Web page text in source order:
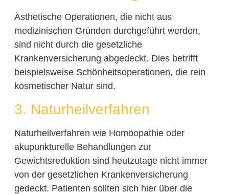
Ästhetische Operationen, die nicht aus
medizinischen Gründen durchgeführt werden,
sind nicht durch die gesetzliche
Krankenversicherung abgedeckt. Dies betrifft
beispielsweise Schönheitsoperationen, die rein
kosmetischer Natur sind.
3. Naturheilverfahren
Naturheilverfahren wie Homöopathie oder
akupunkturelle Behandlungen zur
Gewichtsreduktion sind heutzutage nicht immer
von der gesetzlichen Krankenversicherung
gedeckt. Patienten sollten sich hier über die